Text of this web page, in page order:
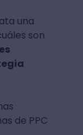
una
son
es
de PPC